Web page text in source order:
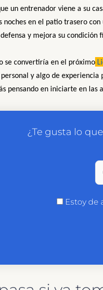
un entrenador viene a su
noches en el patio trasero
defensa y mejora su condición
se convertiría en el próximo
y algo de
pensando en iniciarte en las
¿Te gusta lo
Estoy de